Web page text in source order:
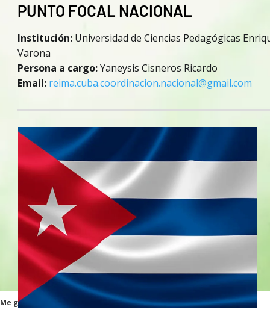
PUNTO FOCAL NACIONAL
Institución: Universidad de Ciencias Pedagógicas
Varona
Persona a cargo:Yaneysis Cisneros Ricardo
Email: reima.cuba.coordinacion.nacional@gmail.com
Me gusta esto: